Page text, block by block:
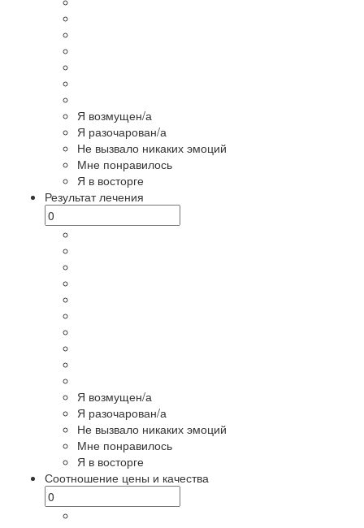
Я возмущен/а
Я разочарован/а
Не вызвало никаких эмоций
Мне понравилось
Я в восторге
Результат лечения
Я возмущен/а
Я разочарован/а
Не вызвало никаких эмоций
Мне понравилось
Я в восторге
Соотношение цены и качества